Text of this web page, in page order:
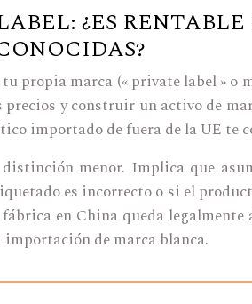
¿ES
tu propia marca (« private label »
y construir un activo de
importado de fuera de la UE te
menor. Implica que
es incorrecto o si el
en China queda legalmente
importación de marca blanca.